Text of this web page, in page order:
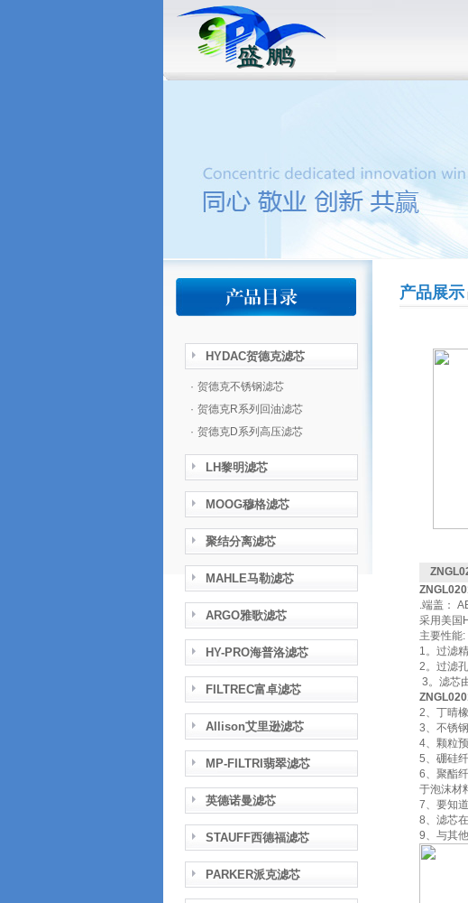
HYDAC贺德克滤芯
· 贺德克不锈钢滤芯
· 贺德克R系列回油滤芯
· 贺德克D系列高压滤芯
LH黎明滤芯
MOOG穆格滤芯
聚结分离滤芯
MAHLE马勒滤芯
ARGO雅歌滤芯
HY-PRO海普洛滤芯
FILTREC富卓滤芯
Allison艾里逊滤芯
MP-FILTRI翡翠滤芯
英德诺曼滤芯
STAUFF西德福滤芯
PARKER派克滤芯
产品展示
.端盖：
采用美国
主要性能:
1。过滤
2。过滤
3。滤芯
2、丁晴
3、不锈
4、颗粒
5、硼硅
6、聚酯
于泡沫材
7、要知
8、滤芯
9、与其